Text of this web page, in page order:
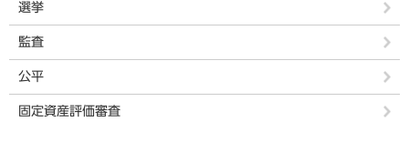
選挙
監査
公平
固定資産評価審査